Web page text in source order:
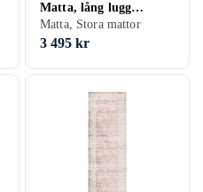
Matta, lång lugg
200x300 cm
Matta, Stora mattor
3 495 kr